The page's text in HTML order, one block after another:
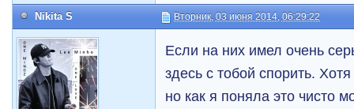
Nikita S Вторник, 03 июня 2014, 06:29:22
Если на них имел очень
здесь с тобой спорить.
но как я поняла это чисто